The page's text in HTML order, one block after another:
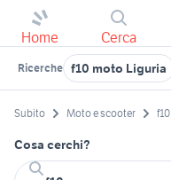
Home Cerca
Ricerche f10 moto Liguria
Subito Moto e scooter f10
Cosa cerchi?